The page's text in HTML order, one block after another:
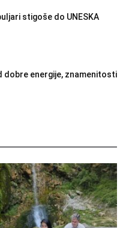
stigoše do UNESKA
dobre energije, znamenitosti